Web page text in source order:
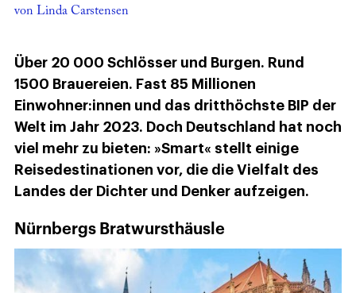
von Linda Carstensen
Über 20 000 Schlösser und Burgen. Rund
1500 Brauereien. Fast 85 Millionen
Einwohner:innen und das dritthöchste BIP der
Welt im Jahr 2023. Doch Deutschland hat noch
viel mehr zu bieten: »Smart« stellt einige
Reisedestinationen vor, die die Vielfalt des
Landes der Dichter und Denker aufzeigen.
Nürnbergs Bratwursthäusle